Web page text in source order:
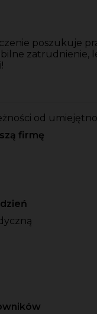
poszukuje
zatrudnienie,
od
firmę